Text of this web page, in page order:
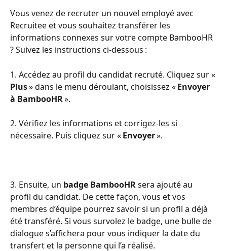
Vous venez de recruter un nouvel employé avec
Recruitee et vous souhaitez transférer les
informations connexes sur votre compte BambooHR
? Suivez les instructions ci-dessous :
1. Accédez au profil du candidat recruté. Cliquez sur «
Plus » dans le menu déroulant, choisissez « Envoyer
à BambooHR ».
2. Vérifiez les informations et corrigez-les si
nécessaire. Puis cliquez sur « Envoyer ».
3. Ensuite, un badge BambooHR sera ajouté au
profil du candidat. De cette façon, vous et vos
membres d’équipe pourrez savoir si un profil a déjà
été transféré. Si vous survolez le badge, une bulle de
dialogue s’affichera pour vous indiquer la date du
transfert et la personne qui l’a réalisé.